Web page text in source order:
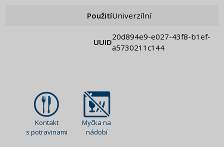
Použití Univerzílní
UUID
20d894e9-e027-43f8-b1ef-
a5730211c144
Kontakt
s potravinami
Myčka na
nádobí